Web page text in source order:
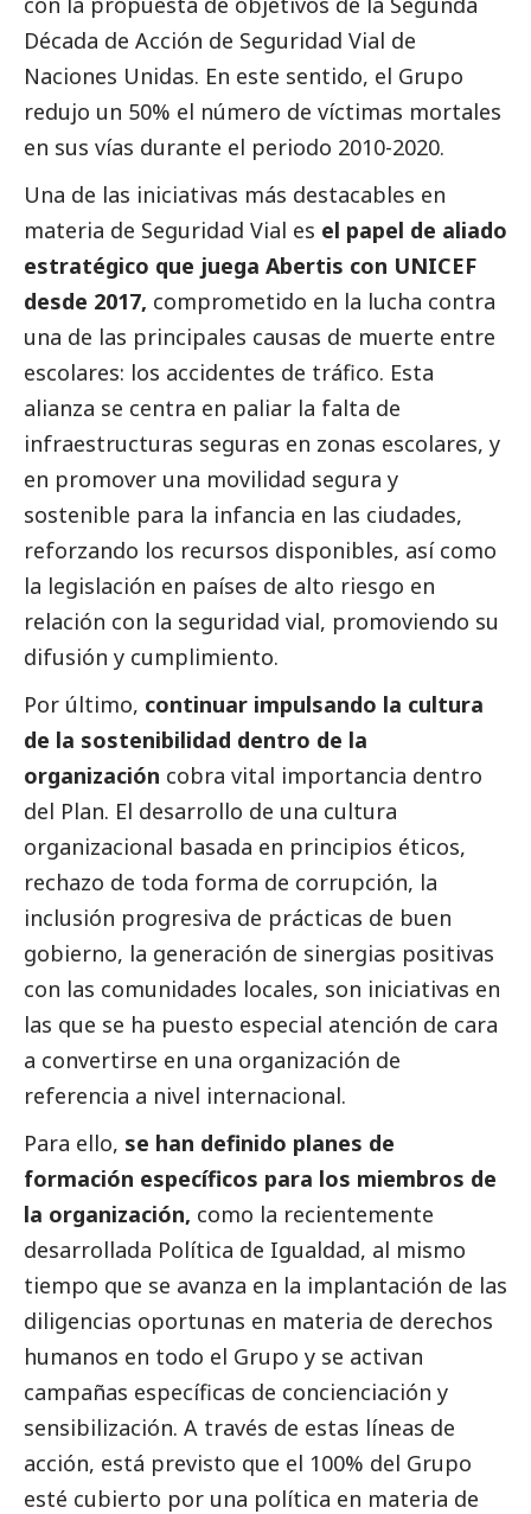
Década de Acción de Seguridad Vial de
Naciones Unidas. En este sentido, el Grupo
redujo un 50% el número de víctimas mortales
en sus vías durante el periodo 2010-2020.
Una de las iniciativas más destacables en
materia de Seguridad Vial es el papel de aliado
estratégico que juega Abertis con UNICEF
desde 2017, comprometido en la lucha contra
una de las principales causas de muerte entre
escolares: los accidentes de tráfico. Esta
alianza se centra en paliar la falta de
infraestructuras seguras en zonas escolares, y
en promover una movilidad segura y
sostenible para la infancia en las ciudades,
reforzando los recursos disponibles, así como
la legislación en países de alto riesgo en
relación con la seguridad vial, promoviendo su
difusión y cumplimiento.
Por último, continuar impulsando la cultura
de la sostenibilidad dentro de la
organización cobra vital importancia dentro
del Plan. El desarrollo de una cultura
organizacional basada en principios éticos,
rechazo de toda forma de corrupción, la
inclusión progresiva de prácticas de buen
gobierno, la generación de sinergias positivas
con las comunidades locales, son iniciativas en
las que se ha puesto especial atención de cara
a convertirse en una organización de
referencia a nivel internacional.
Para ello, se han definido planes de
formación específicos para los miembros de
la organización, como la recientemente
desarrollada Política de Igualdad, al mismo
tiempo que se avanza en la implantación de las
diligencias oportunas en materia de derechos
humanos en todo el Grupo y se activan
campañas específicas de concienciación y
sensibilización. A través de estas líneas de
acción, está previsto que el 100% del Grupo
esté cubierto por una política en materia de